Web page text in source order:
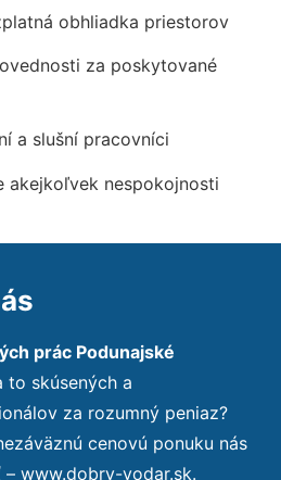
obhliadka priestorov
za poskytované
a slušní pracovníci
akejkoľvek nespokojnosti
prác Podunajské
to skúsených a
za rozumný peniaz?
cenovú ponuku nás
www.dobry-vodar.sk.